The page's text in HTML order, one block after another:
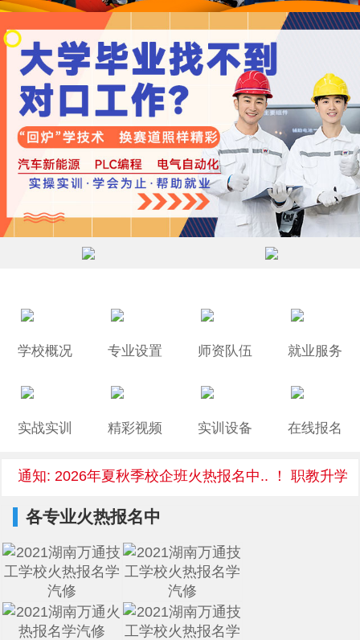
学校概况 专业设置 师资队伍 就业服务
实战实训 精彩视频 实训设备 在线报名
知: 2026年夏秋季校企班火热报名中.. ！ 职教升学/定
各专业火热报名中